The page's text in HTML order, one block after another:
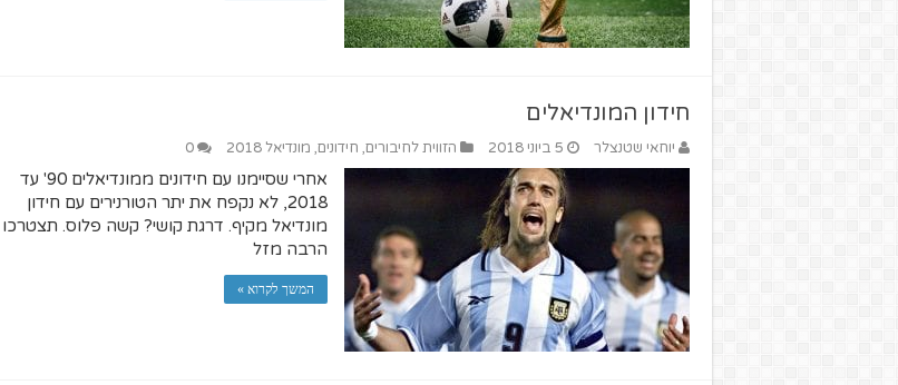
חידון המונדיאלים
יוחאי שטנצלר 5 ביוני 2018 הזווית לחיבורים, חידונים, מונדיאל 2018 0
אחרי שסיימנו עם חידונים ממונדיאלים 90' עד
2018, לא נקפח את יתר הטורנירים עם חידון
מונדיאל מקיף. דרגת קושי? קשה פלוס. תצטרכו
הרבה מזל
המשך לקרוא »